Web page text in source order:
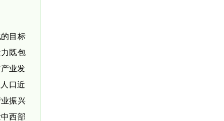
目标
既包
业发
口近
振兴
西部